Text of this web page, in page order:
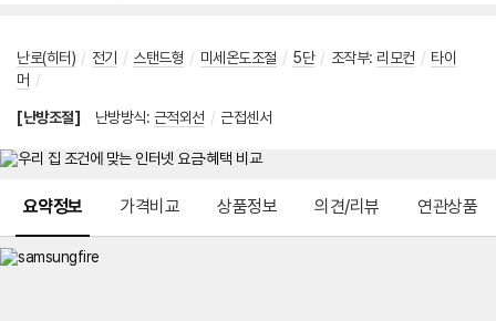
난로(히터) / 전기 / 스탠드형 / 미세온도조절 / 5단 / 조작부: 리모컨 / 타이
머 /
[난방조절] 난방방식: 근적외선 / 근접센서
요약정보 가격비교 상품정보 의견/리뷰 연관상품